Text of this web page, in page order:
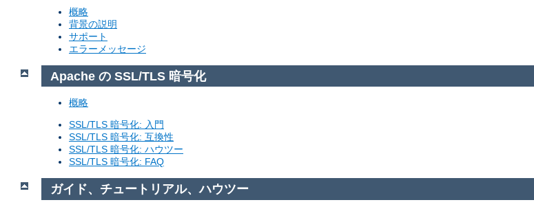
概略
背景の説明
サポート
エラーメッセージ
Apache の SSL/TLS 暗号化
概略
SSL/TLS 暗号化: 入門
SSL/TLS 暗号化: 互換性
SSL/TLS 暗号化: ハウツー
SSL/TLS 暗号化: FAQ
ガイド、チュートリアル、ハウツー